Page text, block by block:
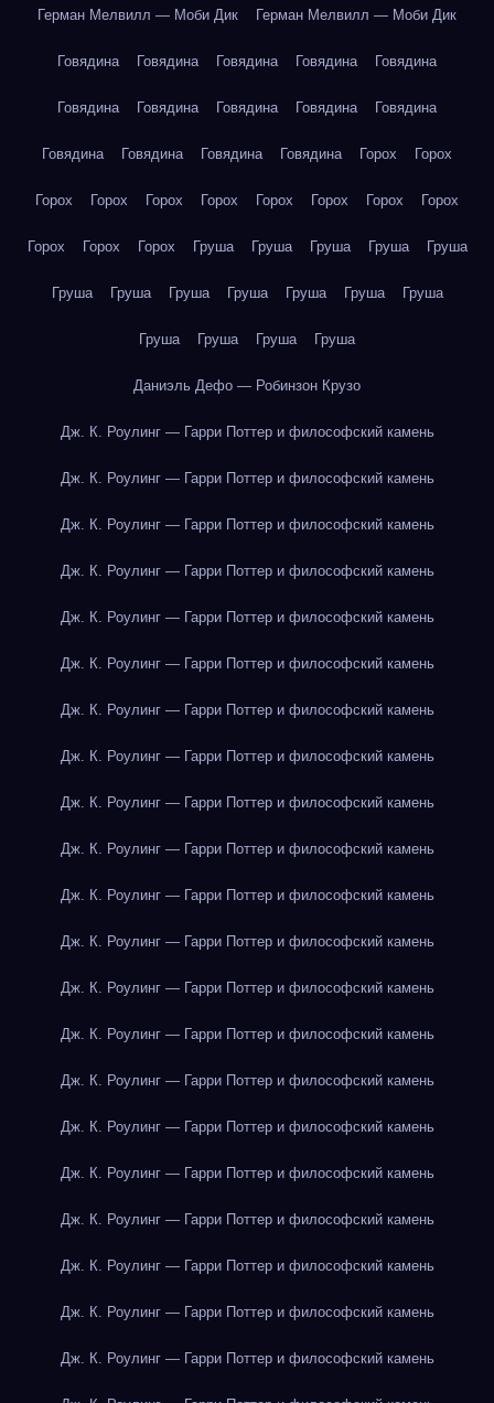
Герман Мелвилл — Моби Дик Герман Мелвилл — Моби Дик
Говядина Говядина Говядина Говядина Говядина
Говядина Говядина Говядина Говядина Говядина
Говядина Говядина Говядина Говядина Горох Горох
Горох Горох Горох Горох Горох Горох Горох Горох
Горох Горох Горох Груша Груша Груша Груша Груша
Груша Груша Груша Груша Груша Груша Груша
Груша Груша Груша Груша
Даниэль Дефо — Робинзон Крузо
Дж. К. Роулинг — Гарри Поттер и философский камень
Дж. К. Роулинг — Гарри Поттер и философский камень
Дж. К. Роулинг — Гарри Поттер и философский камень
Дж. К. Роулинг — Гарри Поттер и философский камень
Дж. К. Роулинг — Гарри Поттер и философский камень
Дж. К. Роулинг — Гарри Поттер и философский камень
Дж. К. Роулинг — Гарри Поттер и философский камень
Дж. К. Роулинг — Гарри Поттер и философский камень
Дж. К. Роулинг — Гарри Поттер и философский камень
Дж. К. Роулинг — Гарри Поттер и философский камень
Дж. К. Роулинг — Гарри Поттер и философский камень
Дж. К. Роулинг — Гарри Поттер и философский камень
Дж. К. Роулинг — Гарри Поттер и философский камень
Дж. К. Роулинг — Гарри Поттер и философский камень
Дж. К. Роулинг — Гарри Поттер и философский камень
Дж. К. Роулинг — Гарри Поттер и философский камень
Дж. К. Роулинг — Гарри Поттер и философский камень
Дж. К. Роулинг — Гарри Поттер и философский камень
Дж. К. Роулинг — Гарри Поттер и философский камень
Дж. К. Роулинг — Гарри Поттер и философский камень
Дж. К. Роулинг — Гарри Поттер и философский камень